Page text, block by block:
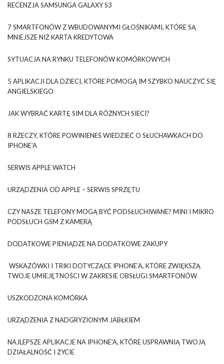
RECENZJA SAMSUNGA GALAXY S3
7 SMARTFONÓW Z WBUDOWANYMI GŁOŚNIKAMI, KTÓRE SĄ
MNIEJSZE NIŻ KARTA KREDYTOWA
SYTUACJA NA RYNKU TELEFONÓW KOMÓRKOWYCH
5 APLIKACJI DLA DZIECI, KTÓRE POMOGĄ IM SZYBKO NAUCZYĆ SIĘ
ANGIELSKIEGO
JAK WYBRAĆ KARTĘ SIM DLA RÓŻNYCH SIECI?
8 RZECZY, KTÓRE POWINIENEŚ WIEDZIEĆ O SŁUCHAWKACH DO
IPHONE’A
SERWIS APPLE WATCH
URZĄDZENIA OD APPLE – SERWIS SPRZĘTU
CZY NASZE TELEFONY MOGĄ BYĆ PODSŁUCHIWANE? MINI I MIKRO
PODSŁUCH GSM Z KAMERĄ
DODATKOWE PIENIĄDZE NA DODATKOWE ZAKUPY
WSKAZÓWKI I TRIKI DOTYCZĄCE IPHONE’A, KTÓRE ZWIĘKSZĄ
TWOJE UMIEJĘTNOŚCI W ZAKRESIE OBSŁUGI SMARTFONÓW
USZKODZONA KOMÓRKA
URZĄDZENIA Z NADGRYZIONYM JABŁKIEM
NAJLEPSZE APLIKACJE NA IPHONE’A, KTÓRE USPRAWNIĄ TWOJĄ
DZIAŁALNOŚĆ I ŻYCIE